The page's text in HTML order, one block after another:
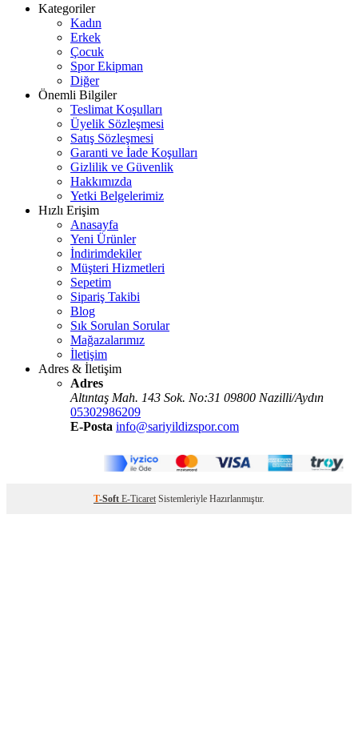
Kategoriler
Kadın
Erkek
Çocuk
Spor Ekipman
Diğer
Önemli Bilgiler
Teslimat Koşulları
Üyelik Sözleşmesi
Satış Sözleşmesi
Garanti ve İade Koşulları
Gizlilik ve Güvenlik
Hakkımızda
Yetki Belgelerimiz
Hızlı Erişim
Anasayfa
Yeni Ürünler
İndirimdekiler
Müşteri Hizmetleri
Sepetim
Sipariş Takibi
Blog
Sık Sorulan Sorular
Mağazalarımız
İletişim
Adres & İletişim
Adres
Altıntaş Mah. 143 Sok. No:31 09800 Nazilli/Aydın
05302986209
E-Posta info@sariyildizspor.com
T-Soft E-Ticaret Sistemleriyle Hazırlanmıştır.